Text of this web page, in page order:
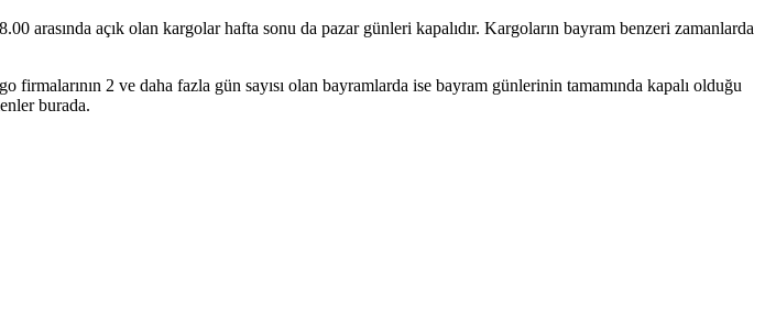
arasında açık olan kargolar hafta sonu da pazar günleri kapalıdır. Kargoların bayram benzeri zamanlarda
2 ve daha fazla gün sayısı olan bayramlarda ise bayram günlerinin tamamında kapalı olduğu
burada.